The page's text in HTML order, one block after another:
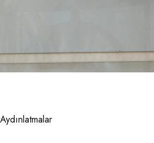
Aydınlatmalar